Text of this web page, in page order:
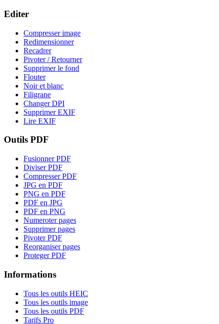
Editer
Compresser image
Redimensionner
Recadrer
Pivoter / Retourner
Supprimer le fond
Flouter
Noir et blanc
Filigrane
Changer DPI
Supprimer EXIF
Lire EXIF
Outils PDF
Fusionner PDF
Diviser PDF
Compresser PDF
JPG en PDF
PNG en PDF
PDF en JPG
PDF en PNG
Numeroter pages
Supprimer pages
Pivoter PDF
Reorganiser pages
Proteger PDF
Informations
Tous les outils HEIC
Tous les outils image
Tous les outils PDF
Tarifs Pro